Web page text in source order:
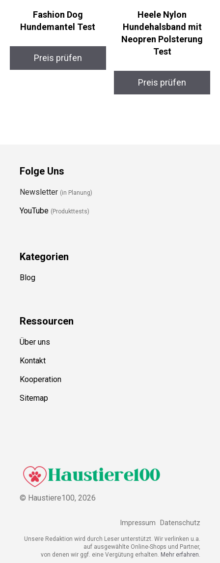
Fashion Dog
Hundemantel Test
Preis prüfen
Heele Nylon
Hundehalsband mit
Neopren Polsterung
Test
Preis prüfen
Folge Uns
Newsletter (in Planung)
YouTube (Produkttests)
Kategorien
Blog
Ressourcen
Über uns
Kontakt
Kooperation
Sitemap
© Haustiere100, 2026
Impressum Datenschutz
Unsere Redaktion wird durch Leser unterstützt. Wir verlinken u.a.
auf ausgewählte Online-Shops und Partner,
von denen wir ggf. eine Vergütung erhalten. Mehr erfahren.